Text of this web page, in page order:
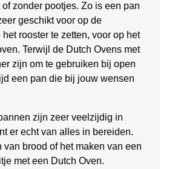
zonder pootjes. Zo is een pan
geschikt voor op de
rooster te zetten, voor op het
Terwijl de Dutch Ovens met
zijn om te gebruiken bij open
een pan die bij jouw wensen
zijn zeer veelzijdig in
er echt van alles in bereiden.
van brood of het maken van een
met een Dutch Oven.